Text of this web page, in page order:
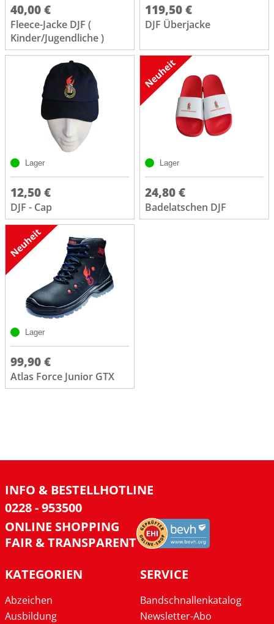
40,00 €
Fleece-Jacke DJF (
Kinder/Jugendliche )
119,50 €
DJF Überjacke
Lager
12,50 €
DJF - Cap
Lager
24,80 €
Badelatschen DJF
Lager
99,90 €
Atlas Force Junior GTX
INFO & BESTELLHOTLINE
0228 - 953500
ONLINE SHOPPING
FAIR & TRANSPARENT
KATEGORIEN
Abzeichen
Ausbildung
SERVICE
Bandschnallenkatalog
Newsletter-Abo